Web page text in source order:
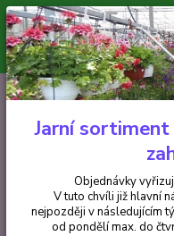
Minimální hodnota
V tuto chvíli již hlavní nápor
nejpozději v následujícím
vyřizujeme
+420 602 223 614
Jarní
Objednávky
V tuto chvíli již hlavní
nejpozději v následujícím
od pondělí max. do